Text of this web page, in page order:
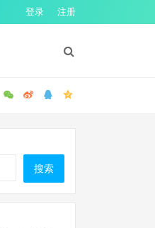
登录 注册
搜索